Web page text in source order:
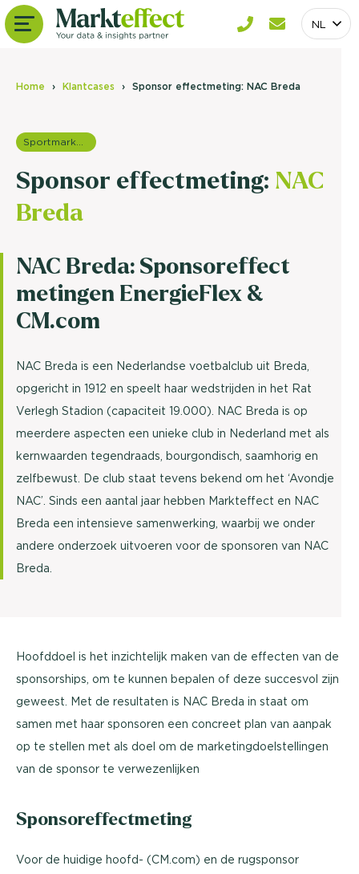
NL
Home Klantcases Sponsor effectmeting: NAC Breda
Sportmarketing onderzoek
Sponsor effectmeting: NAC
Breda
NAC Breda: Sponsoreffect
metingen EnergieFlex &
CM.com
NAC Breda is een Nederlandse voetbalclub uit Breda,
opgericht in 1912 en speelt haar wedstrijden in het Rat
Verlegh Stadion (capaciteit 19.000). NAC Breda is op
meerdere aspecten een unieke club in Nederland met als
kernwaarden tegendraads, bourgondisch, saamhorig en
zelfbewust. De club staat tevens bekend om het ‘Avondje
NAC’. Sinds een aantal jaar hebben Markteffect en NAC
Breda een intensieve samenwerking, waarbij we onder
andere onderzoek uitvoeren voor de sponsoren van NAC
Breda.
Hoofddoel is het inzichtelijk maken van de effecten van de
sponsorships, om te kunnen bepalen of deze succesvol zijn
geweest. Met de resultaten is NAC Breda in staat om
samen met haar sponsoren een concreet plan van aanpak
op te stellen met als doel om de marketingdoelstellingen
van de sponsor te verwezenlijken
Sponsoreffectmeting
Voor de huidige hoofd- (CM.com) en de rugsponsor